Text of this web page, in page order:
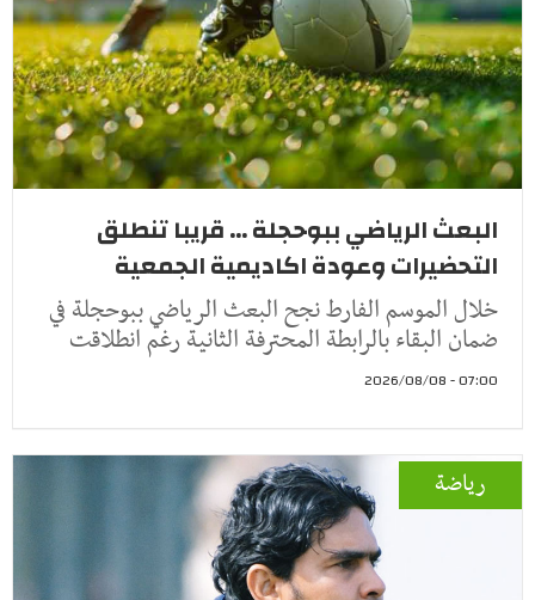
البعث الرياضي ببوحجلة ... قريبا تنطلق
التحضيرات وعودة اكاديمية الجمعية
خلال الموسم الفارط نجح البعث الرياضي ببوحجلة في
ضمان البقاء بالرابطة المحترفة الثانية رغم انطلاقت
07:00 - 2026/08/08
رياضة